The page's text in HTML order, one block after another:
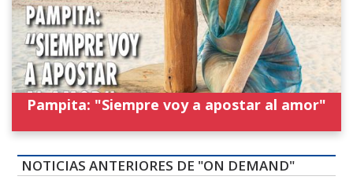
Pampita: "Siempre voy a apostar al amor"
NOTICIAS ANTERIORES DE "ON DEMAND"